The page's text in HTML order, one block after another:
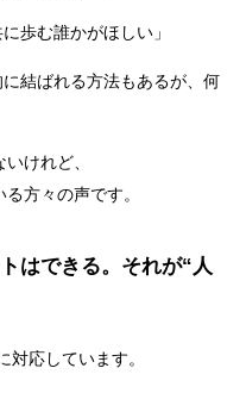
歩む誰かがほしい」
に結ばれる方法もあるが、何
けれど、
方々の声です。
はできる。それが“人
対応しています。